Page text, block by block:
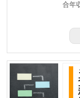
合年